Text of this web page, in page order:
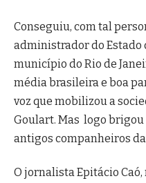
Conseguiu, com tal
administrador do Estado
município do Rio de
média brasileira e boa
voz que mobilizou a
Goulart. Mas logo
antigos companheiros da
O jornalista Epitácio